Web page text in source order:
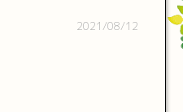
2021/08/12